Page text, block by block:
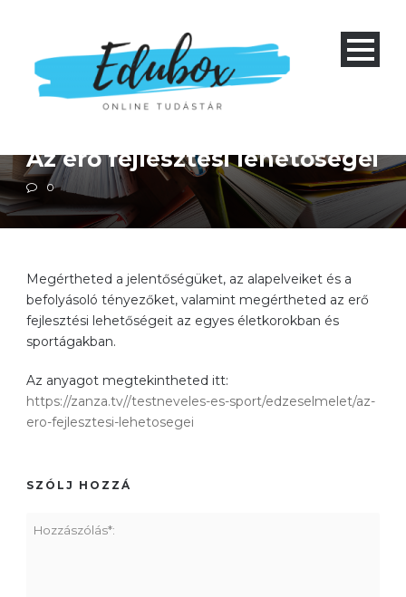
Négyéves gimnázium 1-4 és nyolcéves gimnázium 5-8
Az erő fejlesztési lehetőségei
0
Megértheted a jelentőségüket, az alapelveiket és a
befolyásoló tényezőket, valamint megértheted az erő
fejlesztési lehetőségeit az egyes életkorokban és
sportágakban.
Az anyagot megtekintheted itt:
https://zanza.tv//testneveles-es-sport/edzeselmelet/az-
ero-fejlesztesi-lehetosegei
SZÓLJ HOZZÁ